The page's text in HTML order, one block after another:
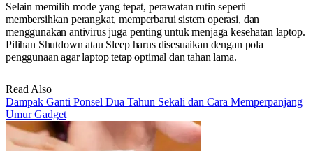
Selain memilih mode yang tepat, perawatan rutin seperti
membersihkan perangkat, memperbarui sistem operasi, dan
menggunakan antivirus juga penting untuk menjaga kesehatan laptop.
Pilihan Shutdown atau Sleep harus disesuaikan dengan pola
penggunaan agar laptop tetap optimal dan tahan lama.
Read Also
Dampak Ganti Ponsel Dua Tahun Sekali dan Cara Memperpanjang
Umur Gadget